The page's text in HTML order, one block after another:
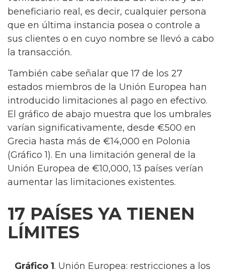
beneficiario real, es decir, cualquier persona
que en última instancia posea o controle a
sus clientes o en cuyo nombre se llevó a cabo
la transacción.
También cabe señalar que 17 de los 27
estados miembros de la Unión Europea han
introducido limitaciones al pago en efectivo.
El gráfico de abajo muestra que los umbrales
varían significativamente, desde €500 en
Grecia hasta más de €14,000 en Polonia
(Gráfico 1). En una limitación general de la
Unión Europea de €10,000, 13 países verían
aumentar las limitaciones existentes.
17 PAÍSES YA TIENEN
LÍMITES
Gráfico 1. Unión Europea: restricciones a los